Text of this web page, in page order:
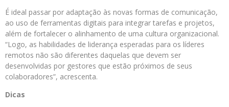
É ideal passar por adaptação às novas formas de comunicação,
ao uso de ferramentas digitais para integrar tarefas e projetos,
além de fortalecer o alinhamento de uma cultura organizacional.
“Logo, as habilidades de liderança esperadas para os líderes
remotos não são diferentes daquelas que devem ser
desenvolvidas por gestores que estão próximos de seus
colaboradores”, acrescenta.
Dicas